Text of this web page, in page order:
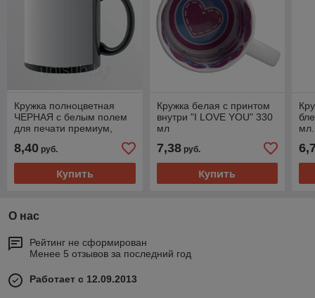
Кружка полноцветная
ЧЕРНАЯ с белым полем
для печати премиум,
8,40 руб.
Купить
Кружка белая с принтом
внутри "I LOVE YOU" 330
мл
7,38руб.
Купить
мл.
О нас
Рейтинг не сформирован
Менее 5 отзывов за последний год
Работает с 12.09.2013